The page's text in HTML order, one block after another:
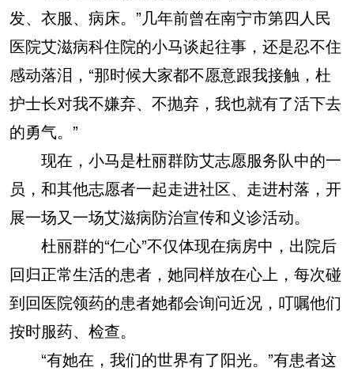
发、衣服、病床。”几年前曾在南宁市第四人民
医院艾滋病科住院的小马谈起往事，还是忍不住
感动落泪，“那时候大家都不愿意跟我接触，杜
护士长对我不嫌弃、不抛弃，我也就有了活下去
的勇气。”
现在，小马是杜丽群防艾志愿服务队中的一
员，和其他志愿者一起走进社区、走进村落，开
展一场又一场艾滋病防治宣传和义诊活动。
杜丽群的“仁心”不仅体现在病房中，出院后
回归正常生活的患者，她同样放在心上，每次碰
到回医院领药的患者她都会询问近况，叮嘱他们
按时服药、检查。
“有她在，我们的世界有了阳光。”有患者这